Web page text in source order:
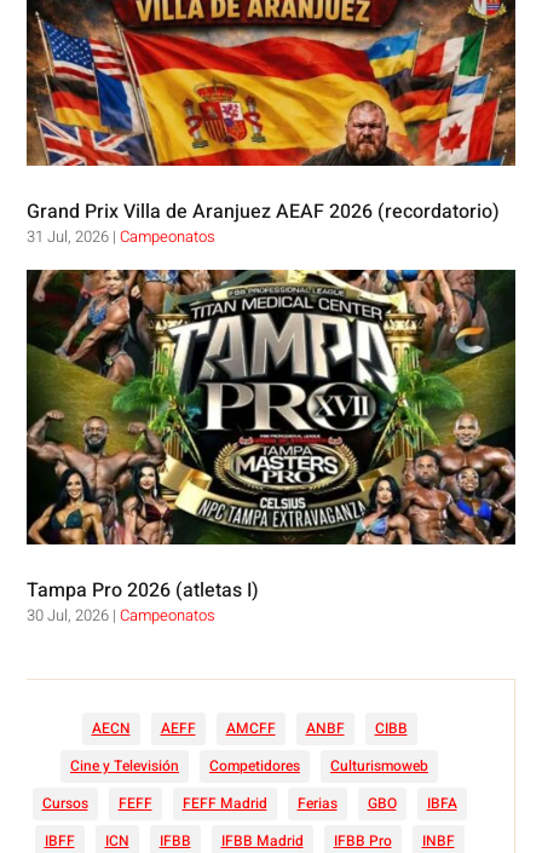
Grand Prix Villa de Aranjuez AEAF 2026 (recordatorio)
31 Jul, 2026 |Campeonatos
Tampa Pro 2026 (atletas I)
30 Jul, 2026 |Campeonatos
AECN AEFF AMCFF ANBF
CIBB
Cine y Televisión
Competidores
Culturismoweb
Cursos
FEFF FEFF Madrid Ferias GBO
IBFA
IBFF
ICN IFBB IFBB Madrid IFBB Pro
INBF